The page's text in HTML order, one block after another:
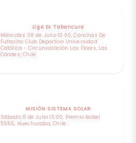
Liga Ex Tabancura
Miércoles 08 de Julio 10:00, Canchas De
Futbolito Club Deportivo Universidad
Católica - Circunvalación Las Flores, Las
Condes, Chile
MISIÓN SISTEMA SOLAR
Sábado 11 de Julio 15:00, Premio Nobel
5555, Huechuraba, Chile